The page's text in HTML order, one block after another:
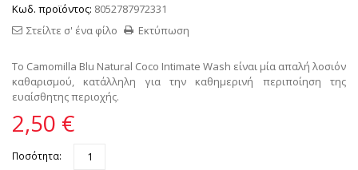
Κωδ. προϊόντος: 8052787972331
Εκτύπωση
Στείλτε σ' ένα φίλο
Το Camomilla Blu Natural Coco Intimate Wash είναι μία απαλή λοσιόν
καθαρισμού, κατάλληλη για την καθημερινή περιποίηση της
ευαίσθητης περιοχής.
2,50 €
Ποσότητα: